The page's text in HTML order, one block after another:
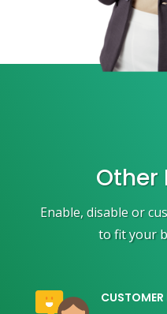
Other
Enable, disable or
to fit your
CUSTOMER